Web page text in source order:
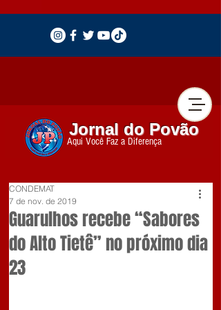
Jornal do Povão
Aqui Você Faz a Diferença
Guarulhos recebe “Sabores
do Alto Tietê” no próximo dia
23
CONDEMAT
7 de nov. de 2019